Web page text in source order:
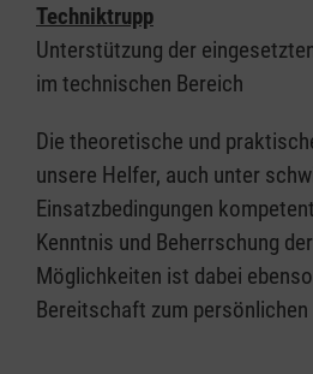
Techniktrupp
Unterstützung der
im technischen Bereich
Die theoretische und
unsere Helfer, auch unter
Einsatzbedingungen
Kenntnis und Beherrschung
Möglichkeiten ist dabei
Bereitschaft zum persönlichen